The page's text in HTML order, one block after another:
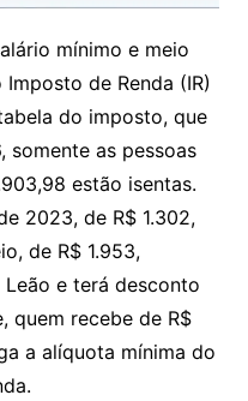
mínimo e meio
de Renda (IR)
do imposto, que
somente as pessoas
estão isentas.
2023, de R$ 1.302,
de R$ 1.953,
e terá desconto
quem recebe de R$
a alíquota mínima do